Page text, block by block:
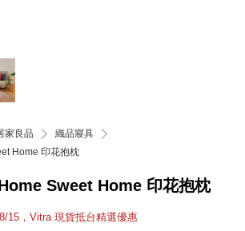
家良品
織品寢具
Home 印花抱枕
Sweet Home 印花抱枕
15，Vitra 現貨抵台精選優惠